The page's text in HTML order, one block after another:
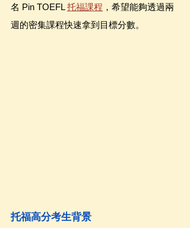
名 Pin TOEFL 托福課程 ，希望能夠透過兩
週的密集課程快速拿到目標分數。
托福高分考生背景